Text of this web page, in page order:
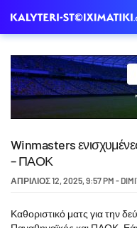
Winmasters
– ΠΑΟΚ
ΑΠΡΊΛΙΟΣ 12, 2025,9:57 PM -
Καθοριστικό ματς για την